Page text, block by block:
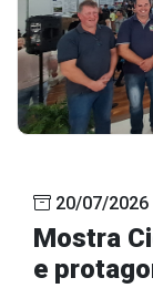
20/07/2026
Mostra
e